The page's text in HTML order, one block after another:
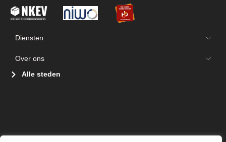
Diensten
Over ons
Alle steden